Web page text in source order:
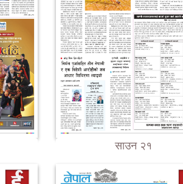
साउन २१